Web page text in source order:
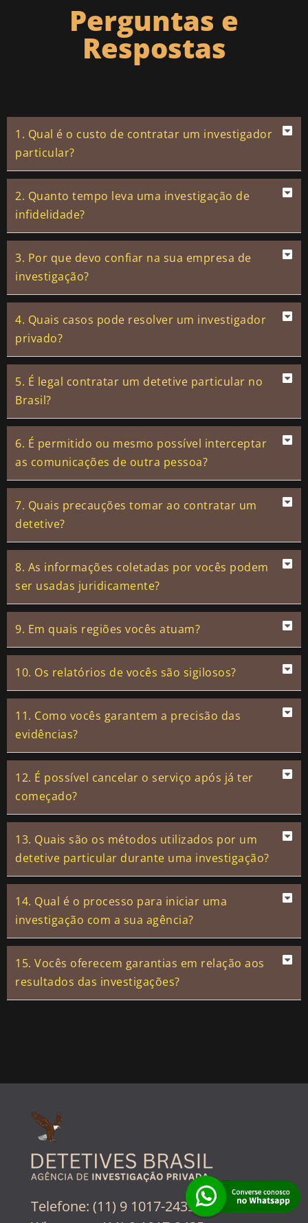
Perguntas e
Respostas
1. Qual é o custo de contratar um investigador
particular?
2. Quanto tempo leva uma investigação de
infidelidade?
3. Por que devo confiar na sua empresa de
investigação?
4. Quais casos pode resolver um investigador
privado?
5. É legal contratar um detetive particular no
Brasil?
6. É permitido ou mesmo possível interceptar
as comunicações de outra pessoa?
7. Quais precauções tomar ao contratar um
detetive?
8. As informações coletadas por vocês podem
ser usadas juridicamente?
9. Em quais regiões vocês atuam?
10. Os relatórios de vocês são sigilosos?
11. Como vocês garantem a precisão das
evidências?
12. É possível cancelar o serviço após já ter
começado?
13. Quais são os métodos utilizados por um
detetive particular durante uma investigação?
14. Qual é o processo para iniciar uma
investigação com a sua agência?
15. Vocês oferecem garantias em relação aos
resultados das investigações?
Telefone: (11) 9 1017-2435